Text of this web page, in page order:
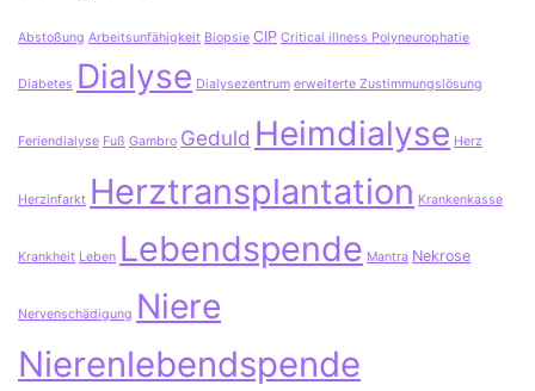
Abstoßung Arbeitsunfähigkeit Biopsie CIP Critical illness Polyneurophatie
Diabetes Dialyse Dialysezentrum erweiterte Zustimmungslösung
Feriendialyse Fuß Gambro Geduld Heimdialyse Herz
Herzinfarkt Herztransplantation Krankenkasse
Krankheit Leben Lebendspende Mantra Nekrose
Nervenschädigung Niere
Nierenlebendspende